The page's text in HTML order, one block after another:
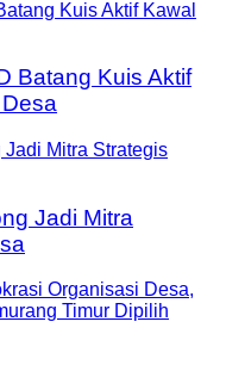
Batang Kuis Aktif
Jadi Mitra